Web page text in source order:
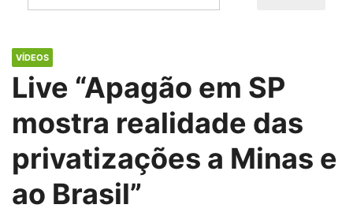
VÍDEOS
Live “Apagão em SP
mostra realidade das
privatizações a Minas e
ao Brasil”